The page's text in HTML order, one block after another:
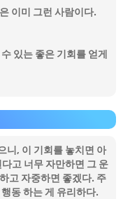
이미 그런 사람이다.
있는 좋은 기회를 얻게
니, 이 기회를 놓치면 아
고 너무 자만하면 그 운
고 자중하면 좋겠다. 주
동 하는 게 유리하다.